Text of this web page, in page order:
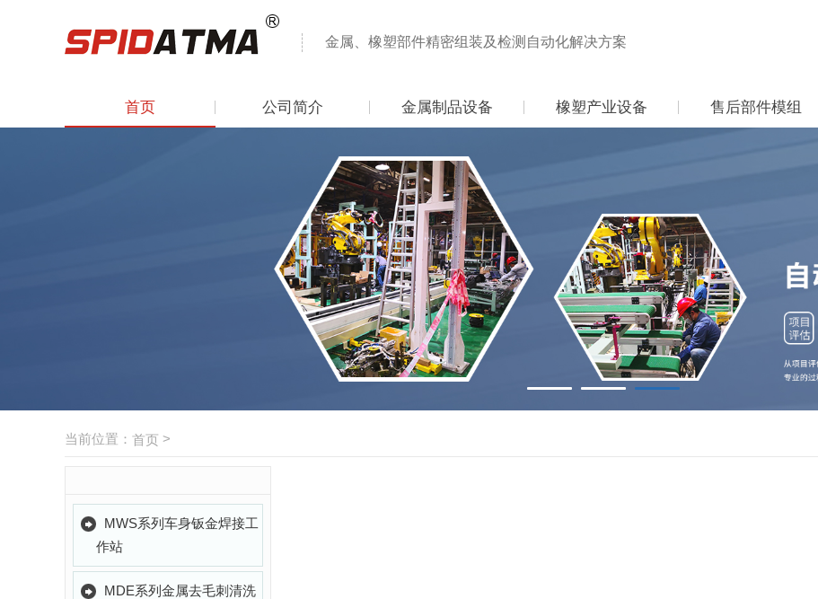
金属、橡塑部件精密组装及检测自动化解决方案
首页 公司简介 金属制品设备 橡塑产业设备 售后部件模组
当前位置： 首页 >
MWS系列车身钣金焊接工
作站
MDE系列金属去毛刺清洗